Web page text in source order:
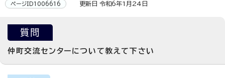
ページID1006616 更新日 令和6年1月24日
質問
仲町交流センターについて教えて下さい